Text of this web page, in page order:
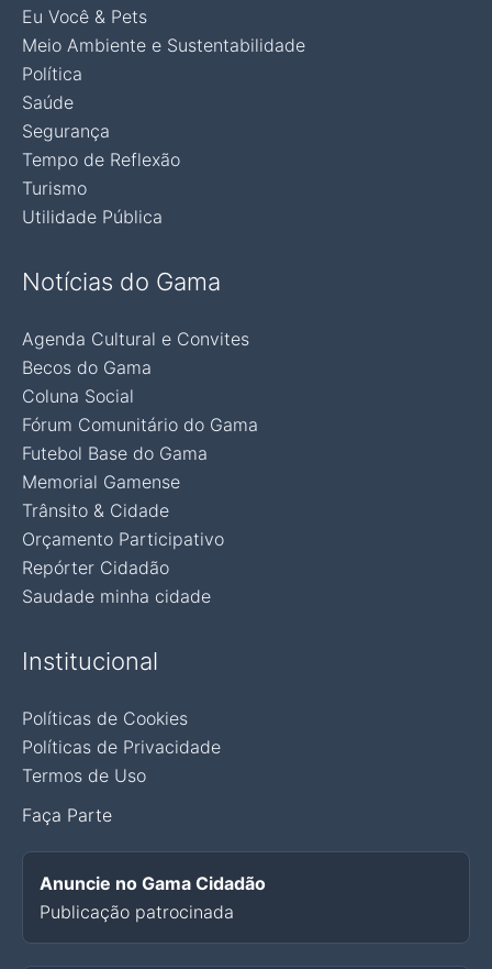
Eu Você & Pets
Meio Ambiente e Sustentabilidade
Política
Saúde
Segurança
Tempo de Reflexão
Turismo
Utilidade Pública
Notícias do Gama
Agenda Cultural e Convites
Becos do Gama
Coluna Social
Fórum Comunitário do Gama
Futebol Base do Gama
Memorial Gamense
Trânsito & Cidade
Orçamento Participativo
Repórter Cidadão
Saudade minha cidade
Institucional
Políticas de Cookies
Políticas de Privacidade
Termos de Uso
Faça Parte
Anuncie no Gama Cidadão
Publicação patrocinada